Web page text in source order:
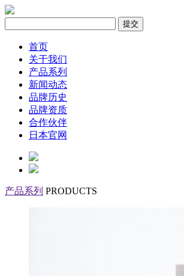
首页
关于我们
产品系列
新闻动态
品牌历史
品牌资质
合作伙伴
日本官网
产品系列 PRODUCTS